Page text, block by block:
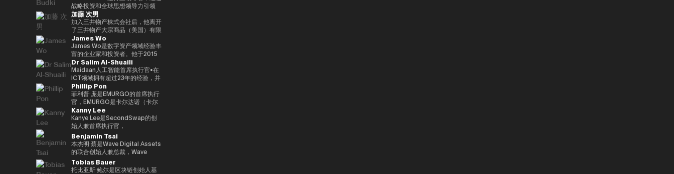
创企业担任金融科技、医疗技术、
人工智能企业等战略顾问的重要职
务。
资平台，以及机构进入不断发展的
Web3 生态系统的通道。 Hamze
还经常参与国际金融科技和 Web3
领域的讨论，围绕全球资本市场未
来架构以及区块链技术如何融入受
监管的金融体系发表见解。
Ciara受邀参加世界各地的活动。
她在推特上拥有超过20万粉丝，
她被描述为 “来自亚洲的全球女性
加密货币领袖”。她还是性别平等
的坚定支持者，并成立了非政府组
织 “Women Who Crypto”。
UPBOND Co., Ltd. 成立。被任命
为总裁兼首席执行官。该公司提供
了一款Web3钱包 “UPBOND钱
包”，它实现了消费者可以轻松使
用的用户界面/用户体验。此外，
我们正在与在知识产权行业、建筑
行业、零售行业等领域开展先进举
措的大型公司认真推进一项利用
Web3 的共同创造项目。
（东京证券交易所：2334）的总
裁兼首席执行官。目前，该公司正
在发展成为一个以人工智能计算基
础设施和加密原生金融服务为中心
的技术平台。此外，我们正在推广
人工智能时代的新金融平台 “Neo
Crypto Bank” 的概念，我们的目
标是整合加密资产资金管理、贷款
基础设施和可编程金融应用程序。
展望人工智能代理参与经济活动的
未来，我们正在努力建立基于区块
链的下一代金融基础设施。
战略投资和全球思想领导力引领
Web3行业的增长。 作为专门从事
1亿美元加密资产的基金Sigma
Capital的首席执行官，他设定了
在对去中心化生态系统的坚定承诺
下，在3年内投资100多家区块链
初创公司的目标。到目前为止，投
资组合包括300多个项目，包括
Mysten Labs（Sui）、Gunzilla
和Peaq Network，这些项目显示
了对变革性技术的敏锐见解。除了
提供资金外，Budki还是一位享誉
全球的演讲者，曾在世界经济论坛
和币安区块链周等国际活动中登
台。他对市场趋势和区块链传播的
看法引起了《泰晤士报》、
《CoinDesk》和《中东企业家》
等主要媒体的关注。此外，通过社
交媒体上的积极沟通，其影响力进
一步扩大。它强调Web3的长期潜
力，而不是短期利润，并正在促进
加藤 次男
加入三井物产株式会社后，他离开
了三井物产大宗商品（美国）有限
公司首席执行官、英国三井物产大
宗商品有限公司首席运营官、三井
物产总部产品市场经理、数字资产
市场专职总监。数字大宗商品总裁
兼首席执行官，三井物产株式会社
企业发展部主任，于2023/12年离
开三井物产株式会社，目前担任现
任职务。熟悉全球大宗商品交易。
James Wo
James Wo是数字资产领域经验丰
富的企业家和投资者。他于2015
年创立了DFG，管理的资产超过
10亿美元。他还是Ledger、
Coinlist、Circle和ChainSafe等
公司的早期投资者。它也被称为
Polkadot和Kusama Network的
早期投资者和支持者，并通过资本
分配、捐赠和对平行链拍卖的积极
支持，继续为生态系统做出重大贡
献。
Dr Salim Al-Shuaili
Maidaan人工智能首席执行官•在
ICT领域拥有超过23年的经验，并
获得了ICT（AI/DX）领域的博士
学位（PhD）•全球人工智能大使
（责任人工智能全球理事会/美
国）•国际全球ICT联合会
（IFCGICT/美国/美国）专业会员
•国际电联认证人工智能审计师
（注册人工智能审计师）•世界人
工智能理事会（加拿大）认证首席
人工智能官（首席人工智能官）)
• 海湾学院董事会（董事会）成员
• 阿曼商会数字经济和人工智能委
Phillip Pon
菲利普·庞是EMURGO的首席执行
官，EMURGO是卡尔达诺（卡尔
达诺）区块链的联合创始组织之
一。EMURGO正在促进区块链技
术和资产代币化的商业传播。作为
首席执行官，Philip负责监督
EMURGO的总体战略方向和全球
运营，并领导通过投资、合作伙伴
关系和基础设施开发将传统金融与
区块链连接起来的工作。
Kanny Lee
Kanye Lee是SecondSwap的创
始人兼首席执行官，
SecondSwap是一个去中心化市
场，可以对锁定代币和流动性较低
的资产进行二次交易。 作为首席
执行官，坎耶先生监督
SecondSwap战略愿景和产品开
Benjamin Tsai
本杰明·蔡是Wave Digital Assets
的联合创始人兼总裁，Wave
Digital Assets是一家在美国证券
交易委员会（SEC）注册的数字资
Tobias Bauer
托比亚斯·鲍尔是区块链创始人基